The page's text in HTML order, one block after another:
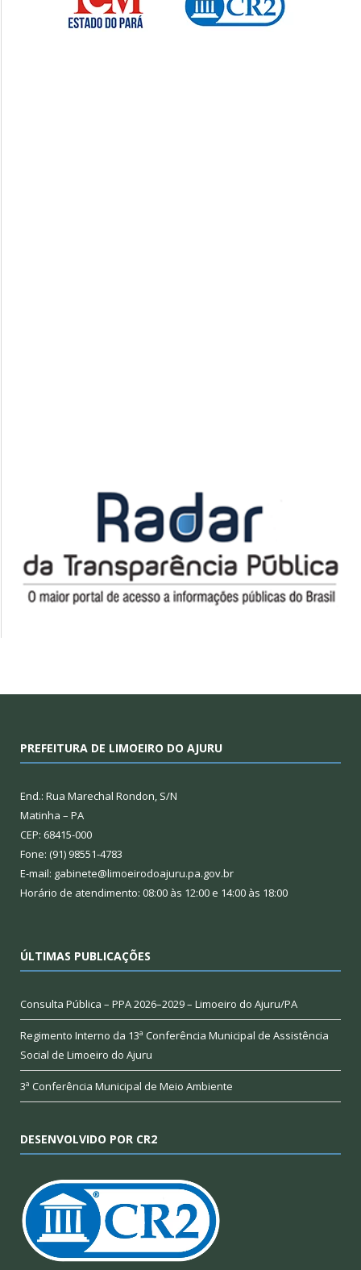
PREFEITURA DE LIMOEIRO DO AJURU
End.: Rua Marechal Rondon, S/N
Matinha – PA
CEP: 68415-000
Fone: (91) 98551-4783
E-mail: gabinete@limoeirodoajuru.pa.gov.br
Horário de atendimento: 08:00 às 12:00 e 14:00 às 18:00
ÚLTIMAS PUBLICAÇÕES
Consulta Pública – PPA 2026–2029 – Limoeiro do Ajuru/PA
Regimento Interno da 13ª Conferência Municipal de Assistência
Social de Limoeiro do Ajuru
3ª Conferência Municipal de Meio Ambiente
DESENVOLVIDO POR CR2